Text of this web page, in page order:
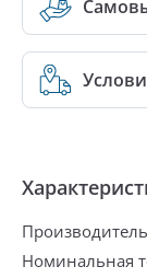
Номинальная